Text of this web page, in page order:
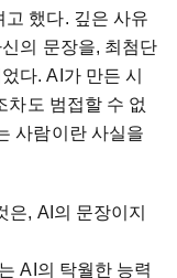
했다. 깊은 사유
의 문장을, 최첨단
다. AI가 만든 시
차도 범접할 수 없
사람이란 사실을
, AI의 문장이지
AI의 탁월한 능력